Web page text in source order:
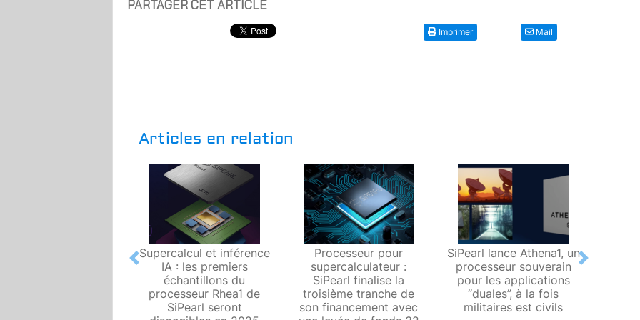
PARTAGER CET ARTICLE
Imprimer Mail
Articles en relation
Supercalcul et inférence
IA : les premiers
échantillons du
processeur Rhea1 de
SiPearl seront
Processeur pour
supercalculateur :
SiPearl finalise la
troisième tranche de
son financement avec
SiPearl lance Athena1, un
processeur souverain
pour les applications
“duales”, à la fois
militaires est civils
Previous Next